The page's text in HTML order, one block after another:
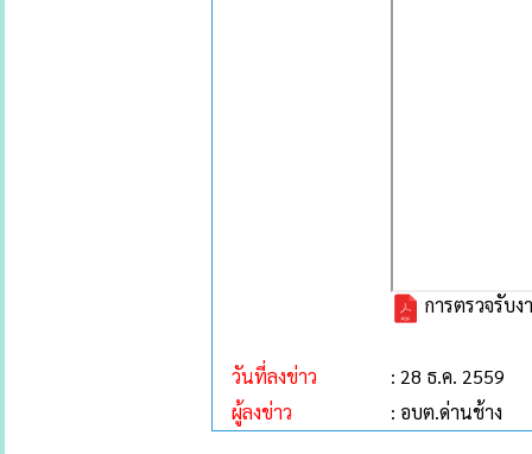
การตรวจรับ
วันที่ลงข่าว
: 28 ธ.ค. 2559
ผู้ลงข่าว
: อบต.ด่านช้าง